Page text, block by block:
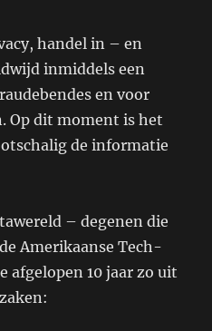
handel in – en
inmiddels een
en voor
Op dit moment is het
de informatie
– degenen die
Amerikaanse Tech-
afgelopen 10 jaar zo uit